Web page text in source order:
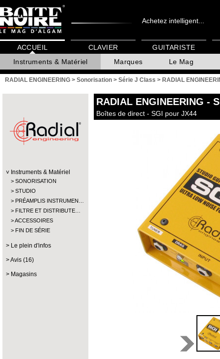
Achetez intelligent...
ACCUEIL
Instruments & Matériel
Marques Le Mag
CLAVIER GUITARISTE
RADIAL ENGINEERING > Sonorisation > Série J Class > RADIAL
Instruments & Matériel
SONORISATION
STUDIO
PRÉAMPLIS INSTRUMEN…
FILTRE ET DISTRIBUTE…
ACCESSOIRES
FIN DE SÉRIE
Le plein d'infos
Avis (16)
Magasins
RADIAL ENGINEERING -
Boîtes de direct - SGI pour JX44